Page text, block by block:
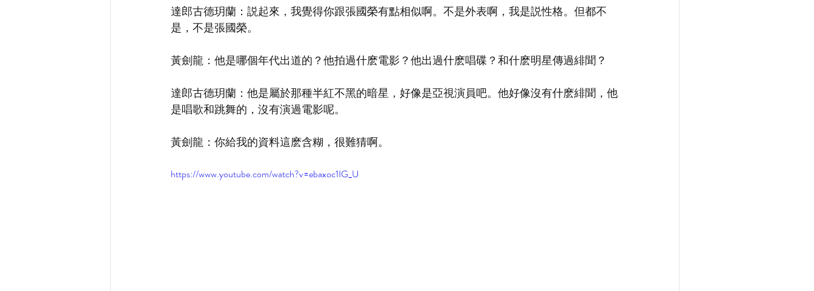
達郎古德玥蘭：説起來，我覺得你跟張國榮有點相似啊。不是外表啊，我是説性格。但都不
是，不是張國榮。
黃劍龍：他是哪個年代出道的？他拍過什麽電影？他出過什麽唱碟？和什麽明星傳過緋聞？
達郎古德玥蘭：他是屬於那種半紅不黑的暗星，好像是亞視演員吧。他好像沒有什麽緋聞，他
是唱歌和跳舞的，沒有演過電影呢。
黃劍龍：你給我的資料這麽含糊，很難猜啊。
https://www.youtube.com/watch?v=ebaxoc1IG_U